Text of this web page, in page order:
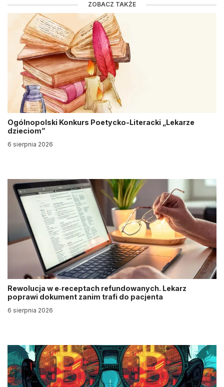
ZOBACZ TAKŻE
Ogólnopolski Konkurs Poetycko-Literacki „Lekarze
dzieciom”
6 sierpnia 2026
Rewolucja w e‑receptach refundowanych. Lekarz
poprawi dokument zanim trafi do pacjenta
6 sierpnia 2026